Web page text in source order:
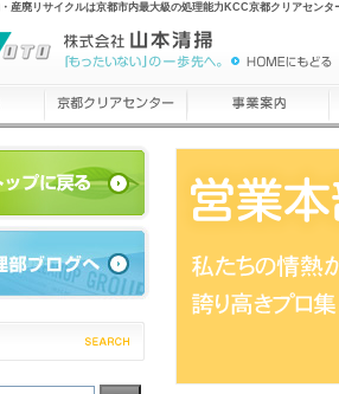
産廃リサイクルは京都市内最大級の処理能力KCC京都クリアセンタ